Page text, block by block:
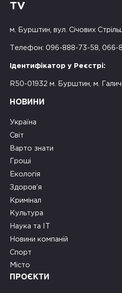
TV
м. Бурштин, вул. Січових
Телефон: 096-888-73-58, 066-
Ідентифікатор у Реєстрі:
R50-01932 м. Бурштин, м. Галич
НОВИНИ
Україна
Світ
Варто знати
Гроші
Екологія
Здоров’я
Кримінал
Культура
Наука та ІТ
Новини компаній
Спорт
Місто
ПРОЄКТИ